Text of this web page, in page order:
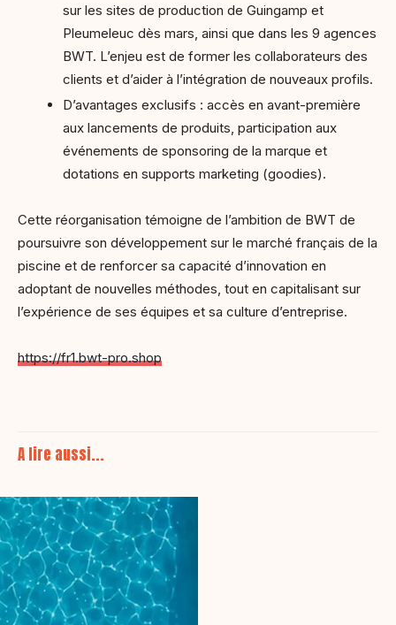
sur les sites de production de Guingamp et
Pleumeleuc dès mars, ainsi que dans les 9 agences
BWT. L’enjeu est de former les collaborateurs des
clients et d’aider à l’intégration de nouveaux profils.
D’avantages exclusifs : accès en avant-première
aux lancements de produits, participation aux
événements de sponsoring de la marque et
dotations en supports marketing (goodies).
Cette réorganisation témoigne de l’ambition de BWT de
poursuivre son développement sur le marché français de la
piscine et de renforcer sa capacité d’innovation en
adoptant de nouvelles méthodes, tout en capitalisant sur
l’expérience de ses équipes et sa culture d’entreprise.
https://fr1.bwt-pro.shop
A lire aussi...